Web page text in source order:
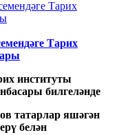
Тарих
институты
билгеләнде
татарлар яшәгән
белән